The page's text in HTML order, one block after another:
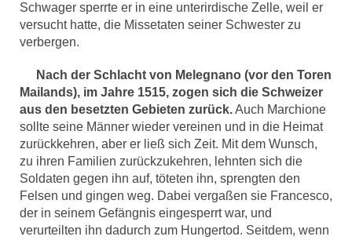
Schwager sperrte er in eine unterirdische Zelle, weil er
versucht hatte, die Missetaten seiner Schwester zu
verbergen.
Nach der Schlacht von Melegnano (vor den Toren
Mailands), im Jahre 1515, zogen sich die Schweizer
aus den besetzten Gebieten zurück.Auch Marchione
sollte seine Männer wieder vereinen und in die Heimat
zurückkehren, aber er ließ sich Zeit. Mit dem Wunsch,
zu ihren Familien zurückzukehren, lehnten sich die
Soldaten gegen ihn auf, töteten ihn, sprengten den
Felsen und gingen weg. Dabei vergaßen sie Francesco,
der in seinem Gefängnis eingesperrt war, und
verurteilten ihn dadurch zum Hungertod. Seitdem, wenn